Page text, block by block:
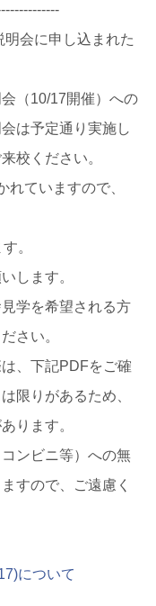
会に申し込まれた
（10/17開催） への
は予定通り実施し
校ください。
れていますので、
。
します。
学を希望される方
さい。
、 下記PDFをご確
限りがあるため、
ります。
ンビニ等）への無
すので、ご遠慮く
について